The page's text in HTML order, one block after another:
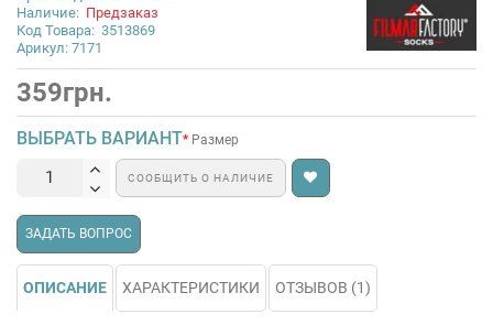
Наличие: Предзаказ
Код Товара: 3513869
Арикул: 7171
359грн.
ВЫБРАТЬ ВАРИАНТ Размер
СООБЩИТЬ О НАЛИЧИЕ
ЗАДАТЬ ВОПРОС
ОПИСАНИЕ ХАРАКТЕРИСТИКИ ОТЗЫВОВ (1)